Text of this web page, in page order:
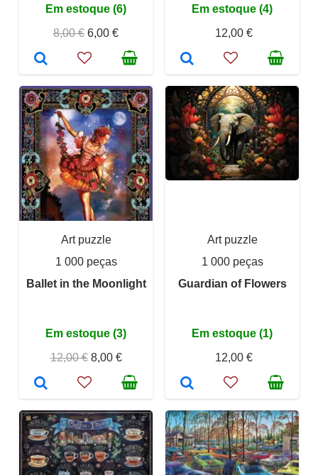
Em estoque (6)
8,00 € 6,00 €
Em estoque (4)
12,00 €
Art puzzle
1 000 peças
Ballet in the Moonlight
Em estoque (3)
12,00 € 8,00 €
Art puzzle
1 000 peças
Guardian of Flowers
Em estoque (1)
12,00 €